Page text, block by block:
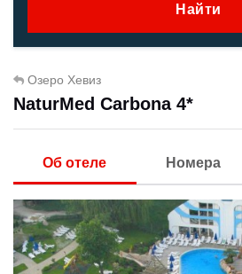
Найти
Озеро Хевиз
NaturMed Carbona 4*
Об отеле Номера